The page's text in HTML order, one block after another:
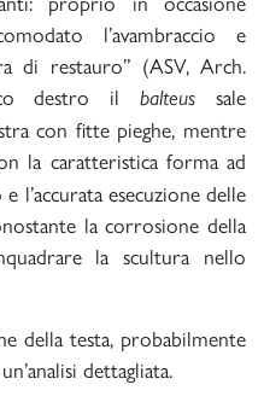
l’avambraccio e
di restauro” (ASV, Arch.
destro ilbalteus
sale
con fitte pieghe, mentre
la caratteristica forma ad
l’accurata esecuzione delle
la corrosione della
la scultura nello
della testa, probabilmente
dettagliata.